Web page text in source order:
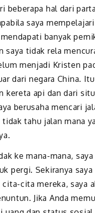
beberapa hal dari
saya
banyak
saya tidak rela
menjadi Kristen
dari negara China.
kereta api dan dari
berusaha mencari
tidak tahu jalan mana
ke mana-mana,
pergi. Sekiranya
cita mereka, saya
Jika Anda